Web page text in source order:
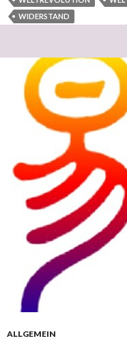
WIDERSTAND
ALLGEMEIN